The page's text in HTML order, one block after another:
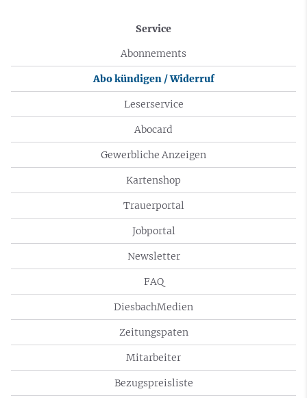
Service
Abonnements
Abo kündigen / Widerruf
Leserservice
Abocard
Gewerbliche Anzeigen
Kartenshop
Trauerportal
Jobportal
Newsletter
FAQ
DiesbachMedien
Zeitungspaten
Mitarbeiter
Bezugspreisliste